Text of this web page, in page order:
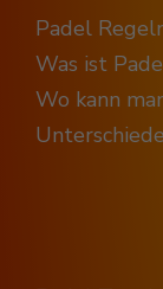
Padel
Was ist
Wo kann